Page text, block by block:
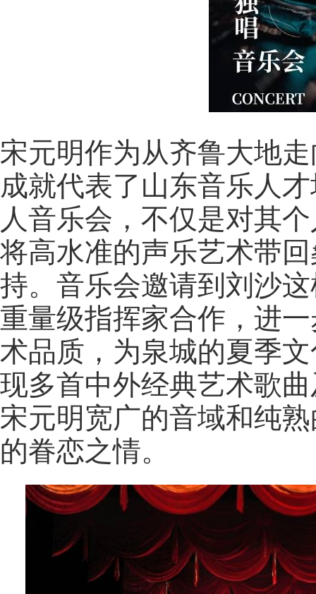
宋元明作为从齐鲁大地
成就代表了山东音乐人
人音乐会，不仅是对其
将高水准的声乐艺术带
持。音乐会邀请到刘沙
重量级指挥家合作，进
术品质，为泉城的夏季
现多首中外经典艺术歌
宋元明宽广的音域和纯
的眷恋之情。